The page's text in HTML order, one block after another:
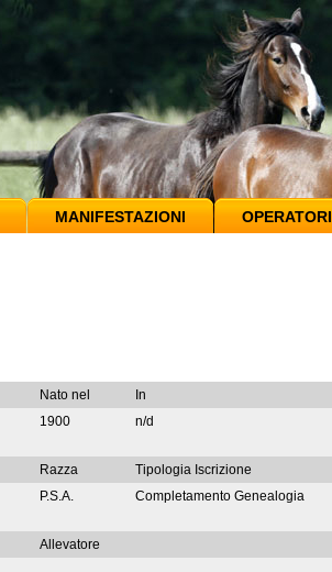
MANIFESTAZIONI OPERATORI
Nato nel
In
1900 n/d
Razza
Tipologia Iscrizione
P.S.A.
Completamento Genealogia
Allevatore